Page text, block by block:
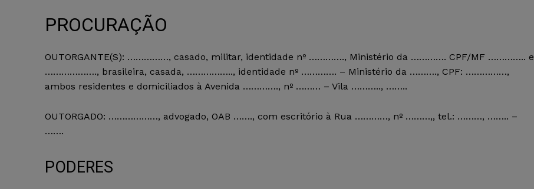
PROCURAÇÃO
OUTORGANTE(S): ……………, casado, militar, identidade nº …………., Ministério da …………. CPF/MF ………….. e
………………., brasileira, casada, …………….., identidade nº …………. – Ministério da ………., CPF: ……………,
ambos residentes e domiciliados à Avenida …………., nº ……… – Vila ……….., ……..
OUTORGADO: ………………, advogado, OAB ……., com escritório à Rua …………, nº ………,, tel.: ………, …….. –
…….
PODERES